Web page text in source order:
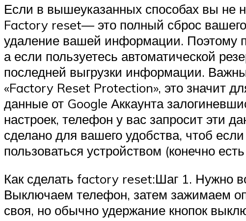
Если в вышеуказанных способах вы
Factory reset— это полный сброс вашего
удаление вашей информации. Поэтому
а если пользуетесь автоматической
последней выгрузки информации.
«Factory Reset Protection», это значит
данные от Google Аккаунта
настроек, телефон у вас запросит эти
сделано для вашего удобства, чтоб
пользоваться устройством (конечно
Как сделать factory reset:Шаг 1. Нужно
Выключаем телефон, затем зажимаем
своя, но обычно удержание кнопок